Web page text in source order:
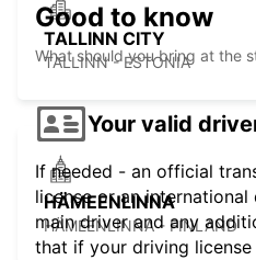
TALLINN CITY
TALLINN - ESTONIA
HÄMEENLINNA
HÄMEENLINNA - FINLAND
Good to know
What should you bring at the
Your valid
If needed - an official
license or an
main driver and any
that if your driving license